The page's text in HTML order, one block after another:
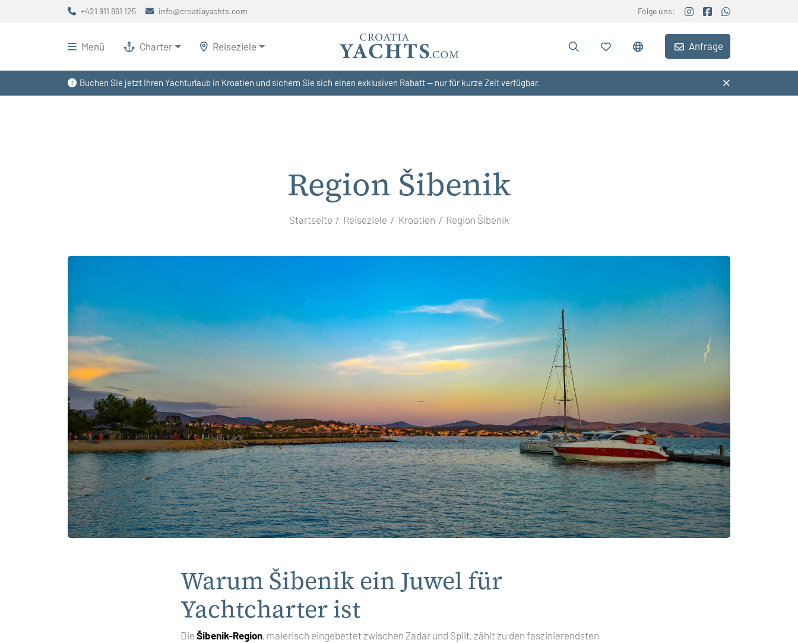
Buchen Sie jetzt Ihren Yachturlaub in Kroatien und sichern Sie sich einen exklusiven Rabatt — nur für kurze Zeit verfügbar.
+421 911 861 125 info@croatiayachts.com Folge uns:
Menü Charter Reiseziele Anfrage
Region Šibenik
Startseite Reiseziele Kroatien Region Šibenik
Warum Šibenik ein Juwel für
Yachtcharter ist
Die Šibenik-Region, malerisch eingebettet zwischen Zadar und Split, zählt zu den faszinierendsten